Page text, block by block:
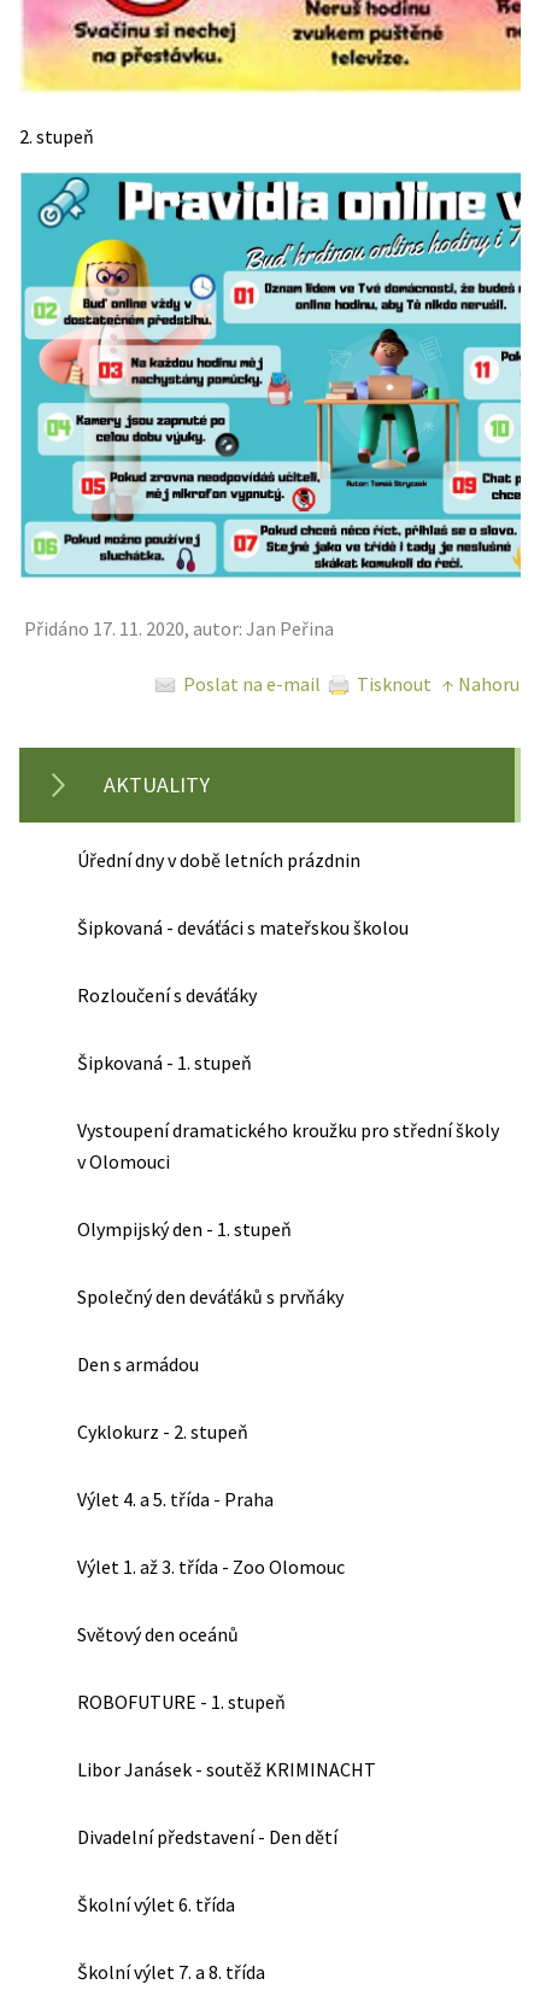
2. stupeň
Přidáno 17. 11. 2020, autor: Jan Peřina
Poslat na e-mail Tisknout ↑ Nahoru
AKTUALITY
Úřední dny v době letních prázdnin
Šipkovaná - deváťáci s mateřskou školou
Rozloučení s deváťáky
Šipkovaná - 1. stupeň
Vystoupení dramatického kroužku pro střední školy
v Olomouci
Olympijský den - 1. stupeň
Společný den deváťáků s prvňáky
Den s armádou
Cyklokurz - 2. stupeň
Výlet 4. a 5. třída - Praha
Výlet 1. až 3. třída - Zoo Olomouc
Světový den oceánů
ROBOFUTURE - 1. stupeň
Libor Janásek - soutěž KRIMINACHT
Divadelní představení - Den dětí
Školní výlet 6. třída
Školní výlet 7. a 8. třída